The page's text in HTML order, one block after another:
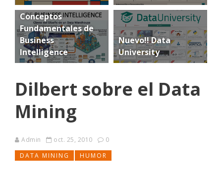
Conceptos
Fundamentales de
Business
Intelligence
Nuevo!! Data
University
Dilbert sobre el Data
Mining
Admin oct. 25, 2010
0
DATA MINING
HUMOR